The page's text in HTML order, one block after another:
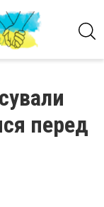
перед